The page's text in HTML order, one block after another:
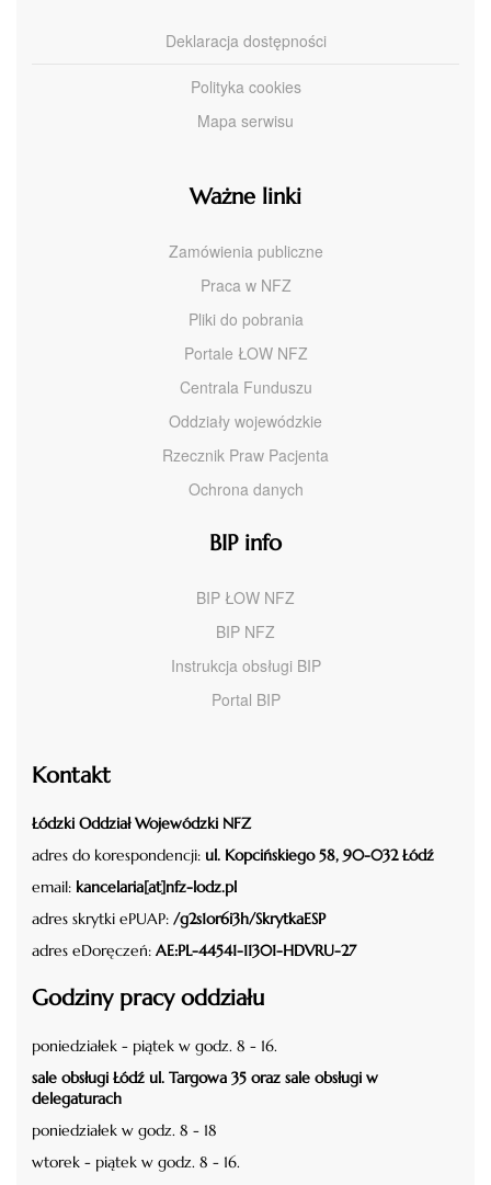
Deklaracja dostępności
Polityka cookies
Mapa serwisu
Ważne linki
Zamówienia publiczne
Praca w NFZ
Pliki do pobrania
Portale ŁOW NFZ
Centrala Funduszu
Oddziały wojewódzkie
Rzecznik Praw Pacjenta
Ochrona danych
BIP info
BIP ŁOW NFZ
BIP NFZ
Instrukcja obsługi BIP
Portal BIP
Kontakt
Łódzki Oddział Wojewódzki NFZ
adres do korespondencji: ul. Kopcińskiego 58, 90-032 Łódź
email: kancelaria[at]nfz-lodz.pl
adres skrytki ePUAP: /g2s1or6i3h/SkrytkaESP
adres eDoręczeń: AE:PL-44541-11301-HDVRU-27
Godziny pracy oddziału
poniedziałek - piątek w godz. 8 - 16.
sale obsługi Łódź ul. Targowa 35 oraz sale obsługi w
delegaturach
poniedziałek w godz. 8 - 18
wtorek - piątek w godz. 8 - 16.